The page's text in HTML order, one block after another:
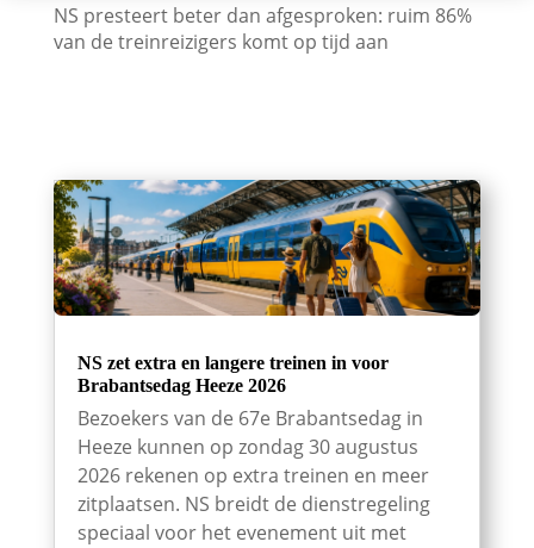
NS presteert beter dan afgesproken: ruim 86%
van de treinreizigers komt op tijd aan
NS zet extra en langere treinen in voor
Brabantsedag Heeze 2026
Bezoekers van de 67e Brabantsedag in
Heeze kunnen op zondag 30 augustus
2026 rekenen op extra treinen en meer
zitplaatsen. NS breidt de dienstregeling
speciaal voor het evenement uit met